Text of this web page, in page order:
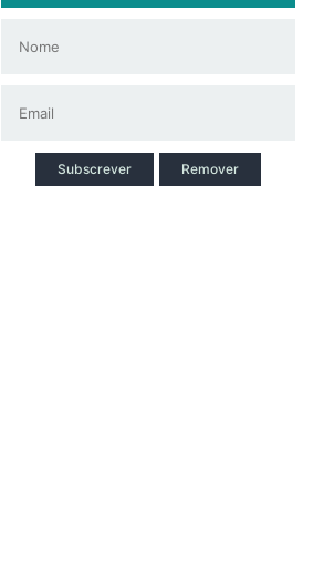
Subscrever Remover